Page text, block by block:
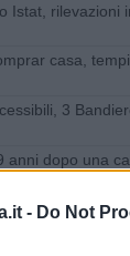
- Do Not
Istat, rilevazioni
casa,
3
anni dopo una